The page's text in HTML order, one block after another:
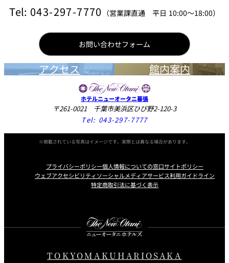
Tel: 043-297-7770 （営業課直通 平日 10:00～18:00）
お問い合わせフォーム
アクセス 館内案内
ホテルニューオータニ幕張
〒261-0021 千葉市美浜区ひび野2-120-3
Tel: 043-297-7777
※掲載されている写真はイメージです。実際とは異なる場合があります。
プライバシーポリシー個人情報についての窓口サイトポリシー
ウェブアクセシビリティソーシャルメディアサービス利用ガイドライン
特定商取引法に基づく表示
TOKYOMAKUHARIOSAKA